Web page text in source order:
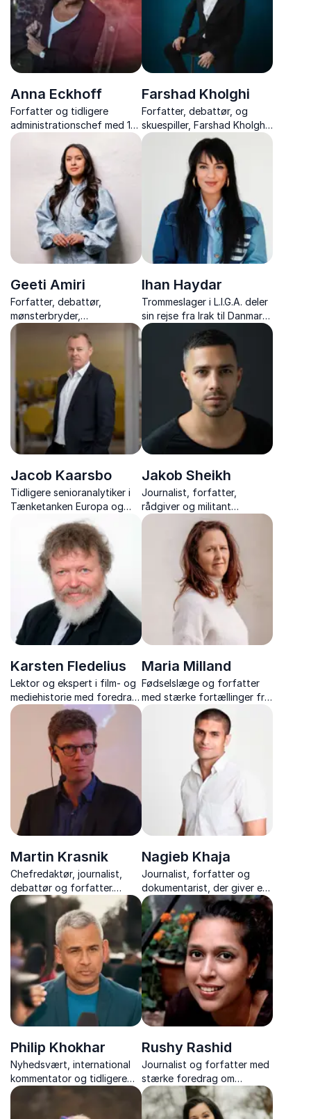
Anna Eckhoff
Forfatter og tidligere
administrationschef med 15
års erfaring fra verdens
brændpunkter, formidler
ærlige og stærke
fortællinger, der rører,
udfordrer og inspirerer.
Farshad Kholghi
Forfatter, debattør, og
skuespiller, Farshad Kholghi
leverer tankevækkende og
underholdende foredrag om
kulturmøder, selvudvikling
og integration.
Geeti Amiri
Forfatter, debattør,
mønsterbryder,
systemkritiker og markant
meningsdanner
Ihan Haydar
Trommeslager i L.I.G.A. deler
sin rejse fra Irak til Danmark
og inspirerer med
fortællinger om mod,
drømme og styrken til at
følge sin egen vej.
Jacob Kaarsbo
Tidligere senioranalytiker i
Tænketanken Europa og
tidligere chefanalytiker i
Forsvarets
Efterretningstjeneste
Jakob Sheikh
Journalist, forfatter,
rådgiver og militant
radikaliseringsekspert
Karsten Fledelius
Lektor og ekspert i film- og
mediehistorie med foredrag
om Balkan, Mellemøsten,
religion og filmhistorie.
Maria Milland
Fødselslæge og forfatter
med stærke fortællinger fra
al-Hol-lejren og indblik i
humanitære udfordringer,
håb og overlevelse
Martin Krasnik
Chefredaktør, journalist,
debattør og forfatter.
Oplev foredrag med skarpe
analyser, kritisk journalistik
og indsigter i samfund,
politik og medier.
Nagieb Khaja
Journalist, forfatter og
dokumentarist, der giver et
indsigtsfuldt og ærligt
indblik i konflikternes
frontlinjer – fra Afghanistan
til Syrien.
Philip Khokhar
Nyhedsvært, international
kommentator og tidligere
korrespondent med unik
Rushy Rashid
Journalist og forfatter med
stærke foredrag om
kulturmøder, demokrati og
mangfoldighed – baseret på